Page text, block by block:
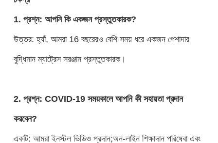
1. প্রশ্ন: আপনি কি একজন প্রস্তুতকারক?
উত্তর: হ্যাঁ, আমরা 16 বছরেরও বেশি সময় ধরে একজন পেশাদার
বুদ্ধিমান ম্যাট্রেস সরঞ্জাম প্রস্তুতকারক।
2. প্রশ্ন: COVID-19 সময়কালে আপনি কী সহায়তা প্রদান
করবেন?
একটি: আমরা ইনস্টল ভিডিও প্রদান;অন-লাইন শিক্ষাদান পরিষেবা এবং